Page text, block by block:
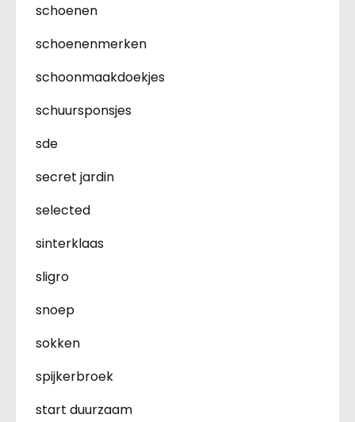
schoenen
schoenenmerken
schoonmaakdoekjes
schuursponsjes
sde
secret jardin
selected
sinterklaas
sligro
snoep
sokken
spijkerbroek
start duurzaam